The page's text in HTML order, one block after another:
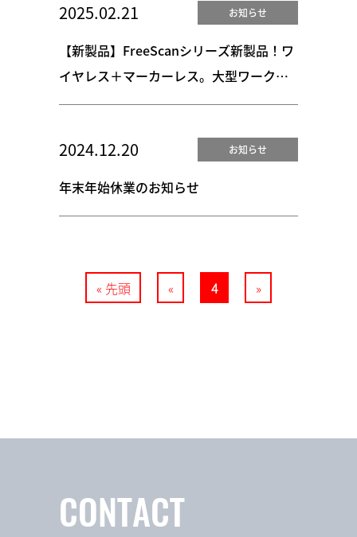
2025.02.21 お知らせ
【新製品】FreeScanシリーズ新製品！ワ
イヤレス＋マーカーレス。大型ワークに
も対応するトラッカーシステム
2024.12.20 お知らせ
年末年始休業のお知らせ
« 先頭 « 4 »
CONTACT